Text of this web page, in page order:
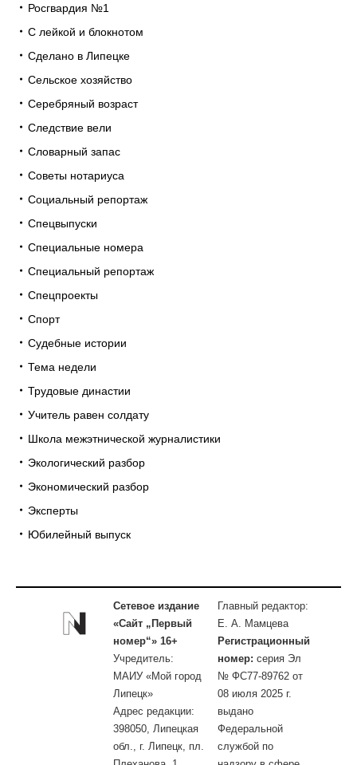
Росгвардия №1
С лейкой и блокнотом
Сделано в Липецке
Сельское хозяйство
Серебряный возраст
Следствие вели
Словарный запас
Советы нотариуса
Социальный репортаж
Спецвыпуски
Специальные номера
Специальный репортаж
Спецпроекты
Спорт
Судебные истории
Тема недели
Трудовые династии
Учитель равен солдату
Школа межэтнической журналистики
Экологический разбор
Экономический разбор
Эксперты
Юбилейный выпуск
Сетевое издание
«Сайт „Первый
номер“» 16+
Учредитель:
МАИУ «Мой город
Липецк»
Адрес редакции:
398050, Липецкая
обл., г. Липецк, пл.
Главный редактор:
Е. А. Мамцева
Регистрационный
номер: серия Эл
№ ФС77-89762 от
08 июля 2025 г.
выдано
Федеральной
службой по